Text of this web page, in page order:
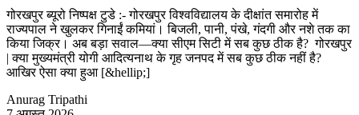
गोरखपुर ब्यूरो निष्पक्ष टुडे :- गोरखपुर विश्वविद्यालय के दीक्षांत समारोह में
राज्यपाल ने खुलकर गिनाईं कमियां। बिजली, पानी, पंखे, गंदगी और नशे तक का
किया जिक्र। अब बड़ा सवाल—क्या सीएम सिटी में सब कुछ ठीक है? गोरखपुर
| क्या मुख्यमंत्री योगी आदित्यनाथ के गृह जनपद में सब कुछ ठीक नहीं है?
आखिर ऐसा क्या हुआ [&hellip;]
Anurag Tripathi